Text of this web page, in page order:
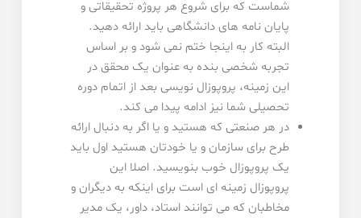
شماست که برای شروع هر پروژه تحقیقاتی و
پایان نامه های دانشگاهی باید ارائه دهید.
البته کار به اینجا ختم نمی شود و بر اساس
تجربه شخصی بنده به عنوان یک محقق در
این زمینه، پروپوزال نویسی بعد از اتمام دوره
تحصیلی شما نیز ادامه پیدا می کند.
در هر صنعتی که هستید و یا اگر به دنبال ارائه
طرح برای سازمان و یا خودتان هستید اول باید
یک پروپوزال خوب بنویسید. اصلا این
پروپوزال زمینه ای است برای اینکه به دیگران و
مخاطبان که می توانند استاد، داور، یک مدیر